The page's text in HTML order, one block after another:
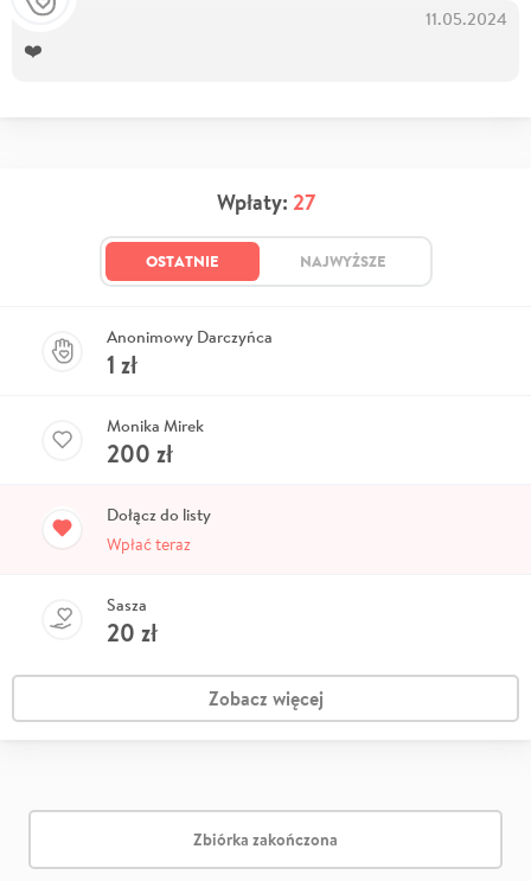
11.05.2024
❤️
Wpłaty: 27
OSTATNIE NAJWYŻSZE
Anonimowy Darczyńca
1 zł
Monika Mirek
200 zł
Dołącz do listy
Wpłać teraz
Sasza
20 zł
Zobacz więcej
Zbiórka zakończona